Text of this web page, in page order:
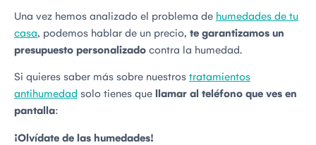
Una vez hemos analizado el problema de humedades de tu
casa, podemos hablar de un precio, te garantizamos un
presupuesto personalizado contra la humedad.
Si quieres saber más sobre nuestros tratamientos
antihumedad solo tienes que
llamar al teléfono que ves en
pantalla:
¡Olvídate de las humedades!